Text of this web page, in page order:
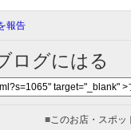
報告
ログにはる
■このお店・スポッ